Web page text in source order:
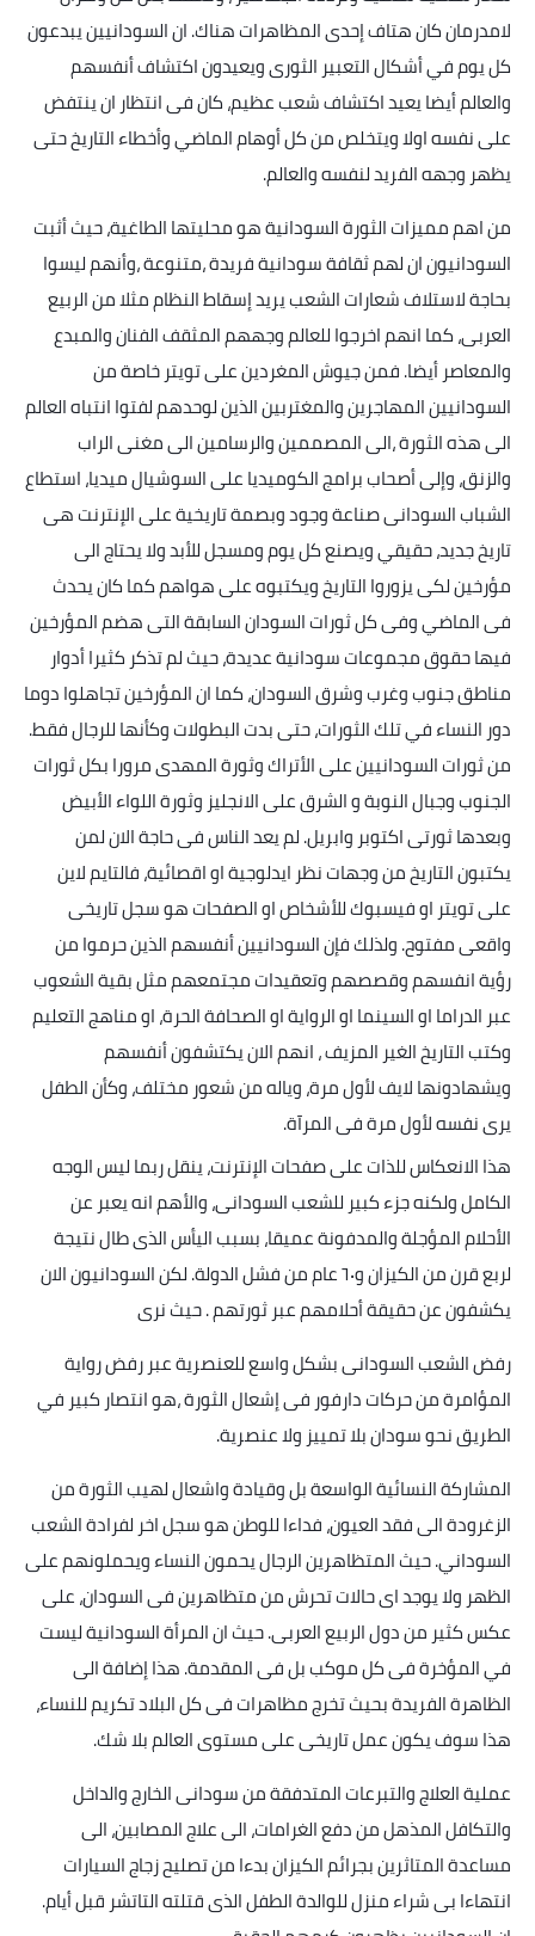
لامدرمان كان هتاف إحدى المظاهرات هناك. ان السودانيين يبدعون
كل يوم في أشكال التعبير الثورى ويعيدون اكتشاف أنفسهم
والعالم أيضا يعيد اكتشاف شعب عظيم، كان فى انتظار ان ينتفض
على نفسه اولا ويتخلص من كل أوهام الماضي وأخطاء التاريخ حتى
يظهر وجهه الفريد لنفسه والعالم.
من اهم مميزات الثورة السودانية هو محليتها الطاغية، حيث أثبت
السودانيون ان لهم ثقافة سودانية فريدة ،متنوعة ،وأنهم ليسوا
بحاجة لاستلاف شعارات الشعب يريد إسقاط النظام مثلا من الربيع
العربى، كما انهم اخرجوا للعالم وجههم المثقف الفنان والمبدع
والمعاصر أيضا. فمن جيوش المغردين على تويتر خاصة من
السودانيين المهاجرين والمغتربين الذين لوحدهم لفتوا انتباه العالم
الى هذه الثورة ،الى المصممين والرسامين الى مغنى الراب
والزنق، وإلى أصحاب برامج الكوميديا على السوشيال ميديا، استطاع
الشباب السودانى صناعة وجود وبصمة تاريخية على الإنترنت هى
تاريخ جديد، حقيقي ويصنع كل يوم ومسجل للأبد ولا يحتاج الى
مؤرخين لكى يزوروا التاريخ ويكتبوه على هواهم كما كان يحدث
فى الماضي وفى كل ثورات السودان السابقة التى هضم المؤرخين
فيها حقوق مجموعات سودانية عديدة، حيث لم تذكر كثيرا أدوار
مناطق جنوب وغرب وشرق السودان، كما ان المؤرخين تجاهلوا دوما
دور النساء في تلك الثورات، حتى بدت البطولات وكأنها للرجال فقط.
من ثورات السودانيين على الأتراك وثورة المهدى مرورا بكل ثورات
الجنوب وجبال النوبة و الشرق على الانجليز وثورة اللواء الأبيض
وبعدها ثورتى اكتوبر وابريل. لم يعد الناس فى حاجة الان لمن
يكتبون التاريخ من وجهات نظر ايدلوجية او اقصائية، فالتايم لاين
على تويتر او فيسبوك للأشخاص او الصفحات هو سجل تاريخى
واقعى مفتوح. ولذلك فإن السودانيين أنفسهم الذين حرموا من
رؤية انفسهم وقصصهم وتعقيدات مجتمعهم مثل بقية الشعوب
عبر الدراما او السينما او الرواية او الصحافة الحرة، او مناهج التعليم
وكتب التاريخ الغير المزيف ، انهم الان يكتشفون أنفسهم
ويشهادونها لايف لأول مرة، وياله من شعور مختلف، وكأن الطفل
يرى نفسه لأول مرة فى المرآة.
هذا الانعكاس للذات على صفحات الإنترنت، ينقل ربما ليس الوجه
الكامل ولكنه جزء كبير للشعب السودانى، والأهم انه يعبر عن
الأحلام المؤجلة والمدفونة عميقا، بسبب اليأس الذى طال نتيجة
لربع قرن من الكيزان و٦٠ عام من فشل الدولة. لكن السودانيون الان
يكشفون عن حقيقة أحلامهم عبر ثورتهم . حيث نرى
رفض الشعب السودانى بشكل واسع للعنصرية عبر رفض رواية
المؤامرة من حركات دارفور فى إشعال الثورة ،هو انتصار كبير في
الطريق نحو سودان بلا تمييز ولا عنصرية.
المشاركة النسائية الواسعة بل وقيادة واشعال لهيب الثورة من
الزغرودة الى فقد العيون، فداءا للوطن هو سجل اخر لفرادة الشعب
السوداني. حيث المتظاهرين الرجال يحمون النساء ويحملونهم على
الظهر ولا يوجد اى حالات تحرش من متظاهرين فى السودان، على
عكس كثير من دول الربيع العربى. حيث ان المرأة السودانية ليست
في المؤخرة فى كل موكب بل فى المقدمة. هذا إضافة الى
الظاهرة الفريدة بحيث تخرج مظاهرات فى كل البلاد تكريم للنساء،
هذا سوف يكون عمل تاريخى على مستوى العالم بلا شك.
عملية العلاج والتبرعات المتدفقة من سودانى الخارج والداخل
والتكافل المذهل من دفع الغرامات، الى علاج المصابين، الى
مساعدة المتاثرين بجرائم الكيزان بدءا من تصليح زجاج السيارات
انتهاءا بى شراء منزل للوالدة الطفل الذى قتلته التاتشر قبل أيام.